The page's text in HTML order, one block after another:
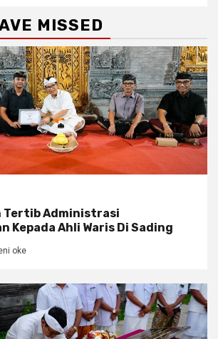
MISSED
Tertib Administrasi
Kepada Ahli Waris Di Sading
oke